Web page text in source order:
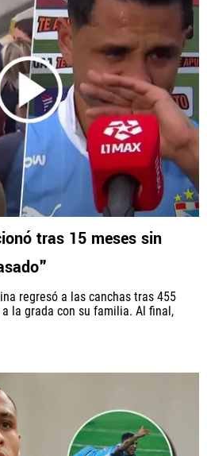
tras 15 meses sin
regresó a las canchas tras 455
la grada con su familia. Al final,